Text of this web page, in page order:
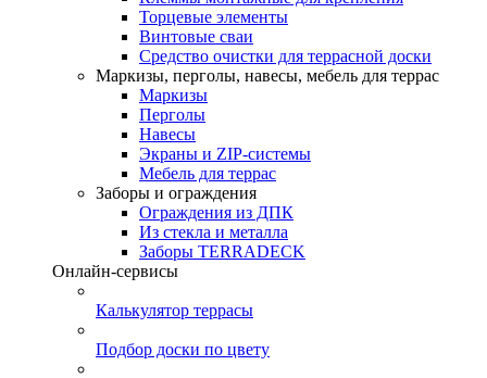
Торцевые элементы
Винтовые сваи
Средство очистки для террасной доски
Маркизы, перголы, навесы, мебель для террас
Маркизы
Перголы
Навесы
Экраны и ZIP-системы
Мебель для террас
Заборы и ограждения
Ограждения из ДПК
Из стекла и металла
Заборы TERRADECK
Онлайн-сервисы
Калькулятор террасы
Подбор доски по цвету